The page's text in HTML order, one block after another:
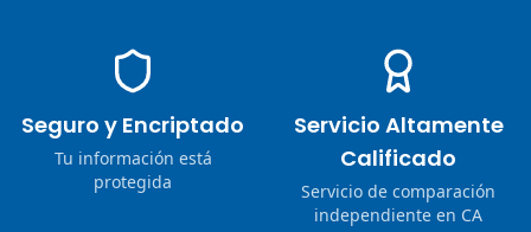
Seguro y Encriptado
Tu información está
protegida
Servicio Altamente
Calificado
Servicio de comparación
independiente en CA